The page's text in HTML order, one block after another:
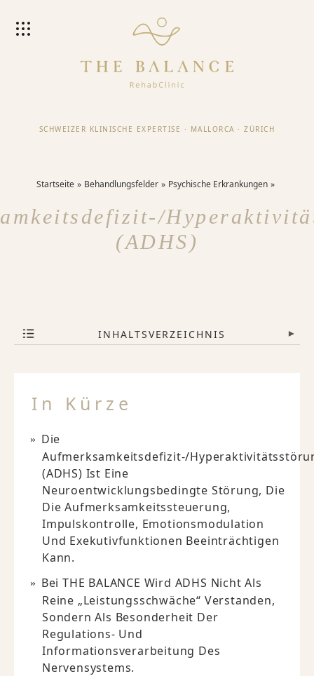
SCHWEIZER KLINISCHE EXPERTISE · MALLORCA · ZÜRICH
Startseite Behandlungsfelder Psychische Erkrankungen
(ADHS)
INHALTSVERZEICHNIS ▾
In Kürze
Die
Aufmerksamkeitsdefizit-/
(ADHS) Ist Eine
Neuroentwicklungsbedingte Störung, Die
Die Aufmerksamkeitssteuerung,
Impulskontrolle, Emotionsmodulation
Und Exekutivfunktionen Beeinträchtigen
Kann.
Bei THE BALANCE Wird ADHS Nicht Als
Reine „Leistungsschwäche“ Verstanden,
Sondern Als Besonderheit Der
Regulations- Und
Informationsverarbeitung Des
Nervensystems.